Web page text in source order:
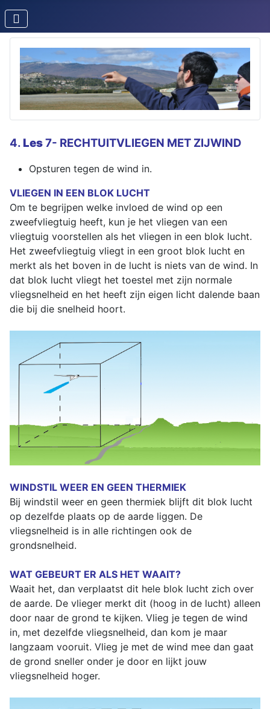
4.Les7- RECHTUITVLIEGEN MET ZIJWIND
Opsturen tegen de wind in.
VLIEGEN IN EEN BLOK LUCHT
Om te begrijpen welke invloed de wind op een
zweefvliegtuig heeft, kun je het vliegen van een
vliegtuig voorstellen als het vliegen in een blok lucht.
Het zweefvliegtuig vliegt in een groot blok lucht en
merkt als het boven in de lucht is niets van de wind. In
dat blok lucht vliegt het toestel met zijn normale
vliegsnelheid en het heeft zijn eigen licht dalende baan
die bij die snelheid hoort.
WINDSTIL WEER EN GEEN THERMIEK
Bij windstil weer en geen thermiek blijft dit blok lucht
op dezelfde plaats op de aarde liggen. De
vliegsnelheid is in alle richtingen ook de
grondsnelheid.
WAT GEBEURT ER ALS HET WAAIT?
Waait het, dan verplaatst dit hele blok lucht zich over
de aarde. De vlieger merkt dit (hoog in de lucht) alleen
door naar de grond te kijken. Vlieg je tegen de wind
in, met dezelfde vliegsnelheid, dan kom je maar
langzaam vooruit. Vlieg je met de wind mee dan gaat
de grond sneller onder je door en lijkt jouw
vliegsnelheid hoger.